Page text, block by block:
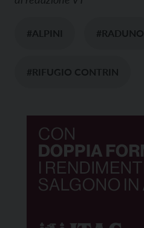
#ALPINI #RADUNO
#RIFUGIO CONTRIN